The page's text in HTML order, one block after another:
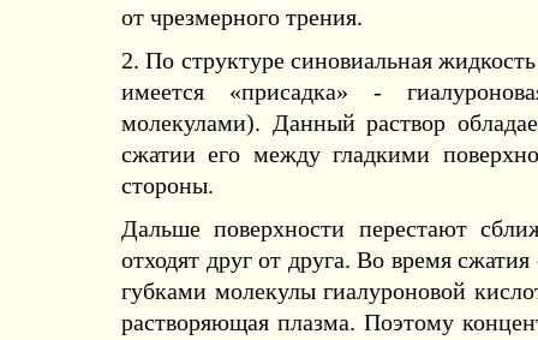
от чрезмерного трения.
2. По структуре синовиальная
имеется «присадка» -
молекулами). Данный раствор
сжатии его между гладкими
стороны.
Дальше поверхности перестают
отходят друг от друга. Во время
губками молекулы гиалуроновой
растворяющая плазма. Поэтому